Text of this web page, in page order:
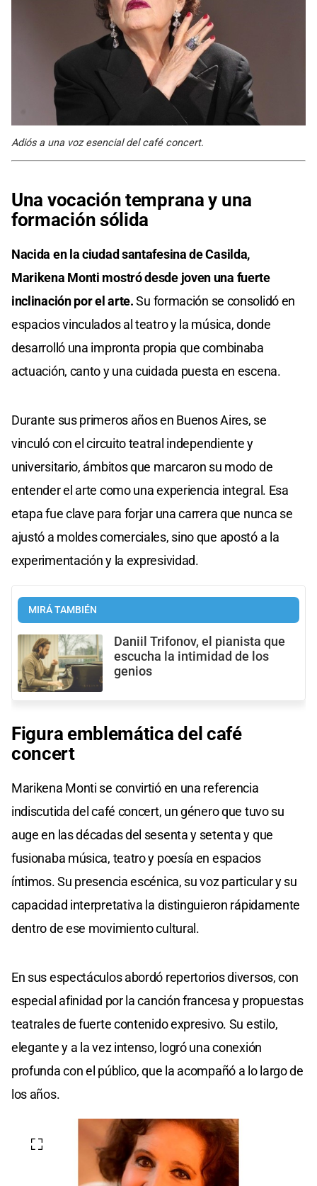
Adiós a una voz esencial del café concert.
Una vocación temprana y una
formación sólida
Nacida en la ciudad santafesina de Casilda,
Marikena Monti mostró desde joven una fuerte
inclinación por el arte.Su formación se consolidó en
espacios vinculados al teatro y la música, donde
desarrolló una impronta propia que combinaba
actuación, canto y una cuidada puesta en escena.
Durante sus primeros años en Buenos Aires, se
vinculó con el circuito teatral independiente y
universitario, ámbitos que marcaron su modo de
entender el arte como una experiencia integral. Esa
etapa fue clave para forjar una carrera que nunca se
ajustó a moldes comerciales, sino que apostó a la
experimentación y la expresividad.
MIRÁ TAMBIÉN
Daniil Trifonov, el pianista que
escucha la intimidad de los
genios
Figura emblemática del café
concert
Marikena Monti se convirtió en una referencia
indiscutida del café concert, un género que tuvo su
auge en las décadas del sesenta y setenta y que
fusionaba música, teatro y poesía en espacios
íntimos. Su presencia escénica, su voz particular y su
capacidad interpretativa la distinguieron rápidamente
dentro de ese movimiento cultural.
En sus espectáculos abordó repertorios diversos, con
especial afinidad por la canción francesa y propuestas
teatrales de fuerte contenido expresivo. Su estilo,
elegante y a la vez intenso, logró una conexión
profunda con el público, que la acompañó a lo largo de
los años.